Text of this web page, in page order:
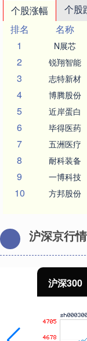
个股涨幅 个股
排名
名称
1
N展芯
2 锐翔智能
3 志特新材
4 博腾股份
5 近岸蛋白
6 毕得医药
7 五洲医疗
8 耐科装备
9 一博科技
10 方邦股份
沪深京行
沪深300